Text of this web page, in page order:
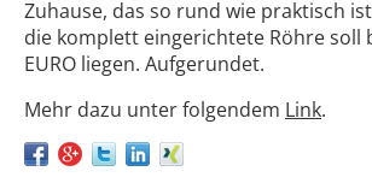
Zuhause, das so rund wie praktisch
die komplett eingerichtete Röhre soll
EURO liegen. Aufgerundet.
Mehr dazu unter folgendem Link